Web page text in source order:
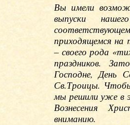
Вы имели
выпуски
приходящемся на
– своего рода
праздников.
Господне, День
Св.Троицы.
мы решили уже в
Вознесения
вниманию.